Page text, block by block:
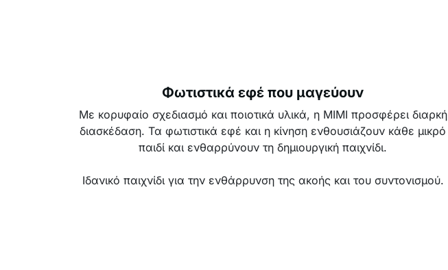
Φωτιστικά εφέ που μαγεύουν
Με κορυφαίο σχεδιασμό και ποιοτικά υλικά, η MIMI προσφέρει διαρκή
διασκέδαση. Τα φωτιστικά εφέ και η κίνηση ενθουσιάζουν κάθε μικρό
παιδί και ενθαρρύνουν τη δημιουργική παιχνίδι.
Ιδανικό παιχνίδι για την ενθάρρυνση της ακοής και του συντονισμού.